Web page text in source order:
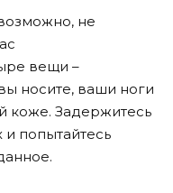
не
вещи –
носите, ваши ноги
коже. Задержитесь
и попытайтесь